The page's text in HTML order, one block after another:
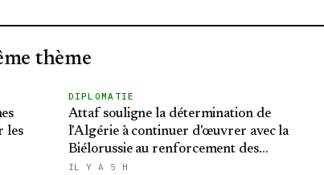
thème
les
DIPLOMATIE
Attaf souligne la détermination de
l'Algérie à continuer d'œuvrer avec la
Biélorussie au renforcement des
relations bilatérales
IL Y A 5 H